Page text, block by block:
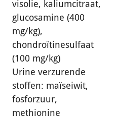
visolie, kaliumcitraat,
glucosamine (400
mg/kg),
chondroïtinesulfaat
(100 mg/kg)
Urine verzurende
stoffen: maïseiwit,
fosforzuur,
methionine